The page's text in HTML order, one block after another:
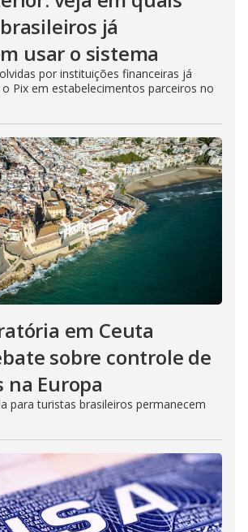
já
usar o sistema
por instituições financeiras já
Pix em estabelecimentos parceiros no
em Ceuta
sobre controle de
Europa
para turistas brasileiros permanecem